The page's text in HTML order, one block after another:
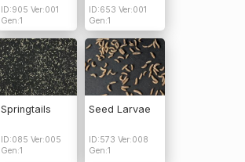
ID:905 Ver:001
Gen:1
ID:653 Ver:001
Gen:1
Springtails
ID:085 Ver:005
Gen:1
Seed Larvae
ID:573 Ver:008
Gen:1